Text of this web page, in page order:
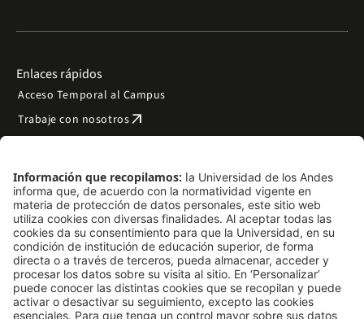
Enlaces rápidos
Acceso Temporal al Campus
Trabaje con nosotrosarrow_outward
Preguntas frecuentes
Filantropía y donacionesarrow_outward
Mapa del sitio arrow_outward
Síguenos
LinkedIn